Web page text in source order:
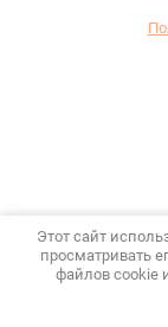
Этот сайт
просматривать
файлов cookie